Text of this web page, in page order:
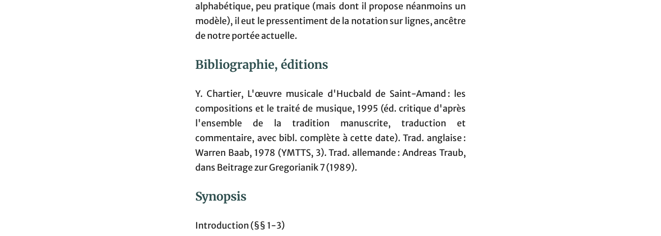
alphabétique, peu pratique (mais dont il propose néanmoins un
modèle), il eut le pressentiment de la notation sur lignes, ancêtre
de notre portée actuelle.
Bibliographie, éditions
Y. Chartier, L'œuvre musicale d'Hucbald de Saint-Amand : les
compositions et le traité de musique, 1995 (éd. critique d'après
l'ensemble de la tradition manuscrite, traduction et
commentaire, avec bibl. complète à cette date). Trad. anglaise :
Warren Baab, 1978 (YMTTS, 3). Trad. allemande : Andreas Traub,
dans Beitrage zur Gregorianik 7 (1989).
Synopsis
Introduction (§§ 1-3)